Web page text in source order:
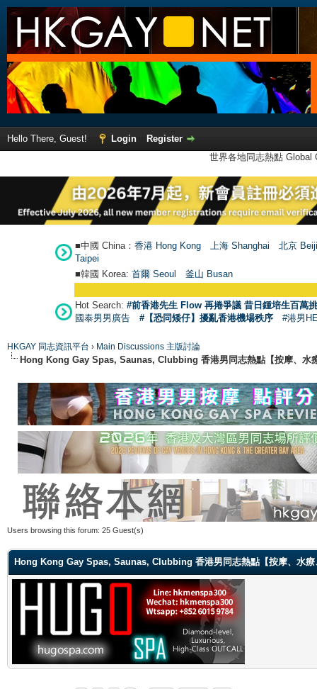
Hello There, Guest! Login
Register
世界各地同志熱點
■中國 China： 香港 Hong Kong 上海 Shanghai
北京
Taipei
■韓國 Korea: 首爾 Seoul 釜山 Busan
Hot Search: #前香港先生 Flow 再捲爭議 昔日鍾培生百萬
國泰男男廣告
#【恐同矮仔】擾亂香港機場秩序 #港男
HKGAY 同志資訊平台 › Main Discussions 主版討論
Hong Kong Gay Spas, Saunas, Clubbing 香港男同志熱點【按摩、水
Users browsing this forum: 25 Guest(s)
Hong Kong Gay Spas, Saunas, Clubbing 香港男同志熱點【按摩、水